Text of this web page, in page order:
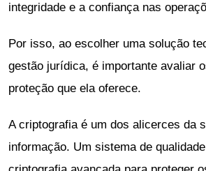
integridade e a confiança nas
Por isso, ao escolher uma solução
gestão jurídica, é importante avaliar
proteção que ela oferece.
A criptografia é um dos alicerces da
informação. Um sistema de